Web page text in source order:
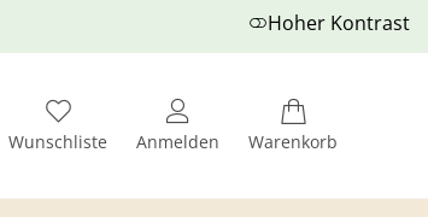
Hoher Kontrast
Wunschliste Anmelden Warenkorb